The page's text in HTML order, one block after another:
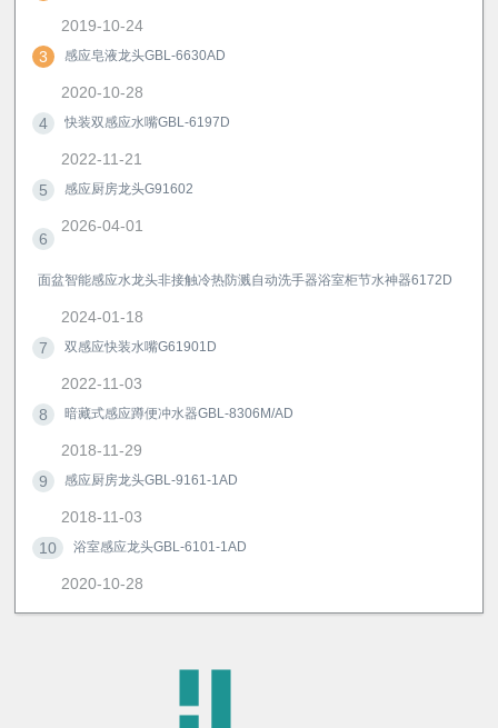
2019-10-24
3
感应皂液龙头GBL-6630AD
2020-10-28
4
快装双感应水嘴GBL-6197D
2022-11-21
5
感应厨房龙头G91602
2026-04-01
6
面盆智能感应水龙头非接触冷热防溅自动洗手器浴室柜节水神器6172D
2024-01-18
7
双感应快装水嘴G61901D
2022-11-03
8
暗藏式感应蹲便冲水器GBL-8306M/AD
2018-11-29
9
感应厨房龙头GBL-9161-1AD
2018-11-03
10
浴室感应龙头GBL-6101-1AD
2020-10-28